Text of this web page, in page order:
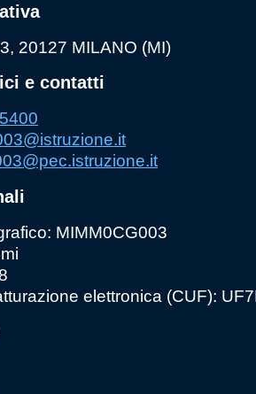
20127 MILANO (MI)
e contatti
MIMM0CG003
elettronica (CUF):